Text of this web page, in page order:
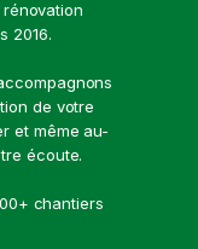
2016.
de votre
et même au-
écoute.
chantiers